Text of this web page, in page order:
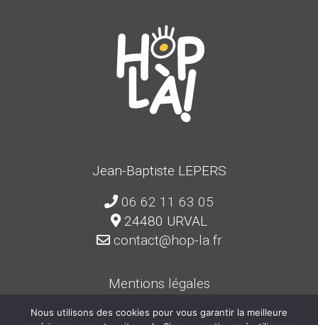
Jean-Baptiste LEPERS
06 62 11 63 05
24480 URVAL
contact@hop-la.fr
Mentions légales
Nous utilisons des cookies pour vous garantir la meilleure